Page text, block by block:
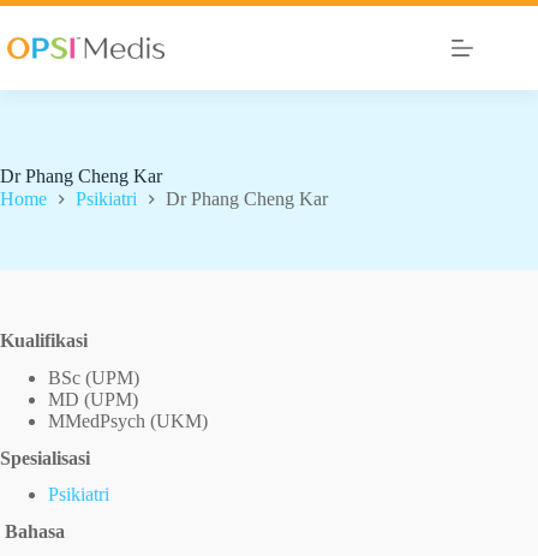
Dr Phang Cheng Kar
Home
Psikiatri Dr Phang Cheng Kar
Kualifikasi
BSc (UPM)
MD (UPM)
MMedPsych (UKM)
Spesialisasi
Psikiatri
Bahasa